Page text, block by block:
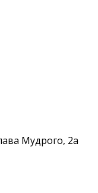
Мудрого, 2а